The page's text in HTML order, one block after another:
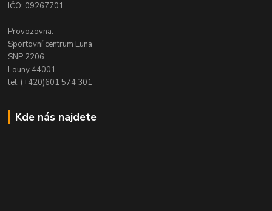
IČO: 09267701
Provozovna:
Sportovní centrum Luna
SNP 2206
Louny 44001
tel. (+420)601 574 301
Kde nás najdete